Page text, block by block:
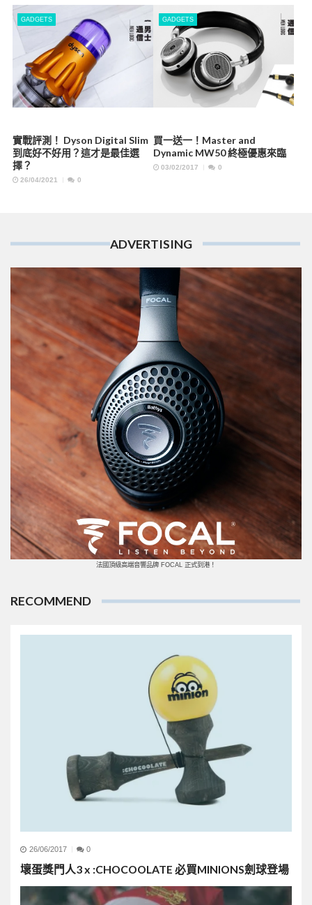
GADGETS
實戰評測！ Dyson Digital Slim
到底好不好用？這才是最佳選
擇？
26/04/2021 0
GADGETS
買一送一！Master and
Dynamic MW50 終極優惠來臨
03/02/2017 0
ADVERTISING
法國頂級高端音響品牌 FOCAL 正式到港！
RECOMMEND
26/06/2017 0
壞蛋獎門人3 x :CHOCOOLATE 必買MINIONS劍球登場